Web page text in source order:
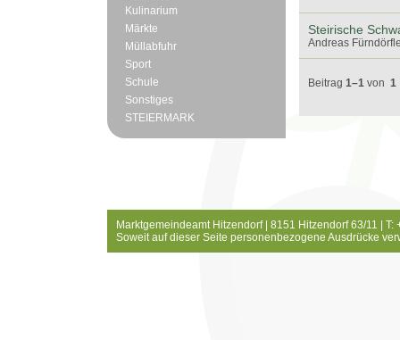
Kulinarium
Märkte
Müllabfuhr
Sport
Schule
Sonstiges
STEIERMARK
Steirische
Andreas
Beitrag 1–1 von 1
Marktgemeindeamt Hitzendorf | 8151 Hitzendorf 63/11 |
Soweit auf dieser Seite personenbezogene Ausdrücke